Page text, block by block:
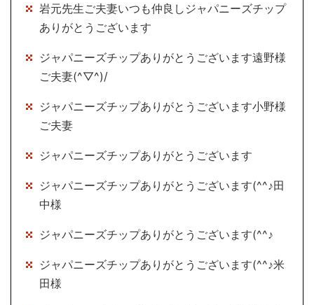
岩元先生ご夫妻いつも仲良しジャパニーズチップ
ありがとうございます
ジャパニーズチップありがとうございます遠野様
ご夫妻(^▽^)/
ジャパニーズチップありがとうございます小野様
ご夫妻
ジャパニーズチップありがとうございます
ジャパニーズチップありがとうございます(^^♪田
中様
ジャパニーズチップありがとうございます(^^♪
ジャパニーズチップありがとうございます(^^♪米
田様